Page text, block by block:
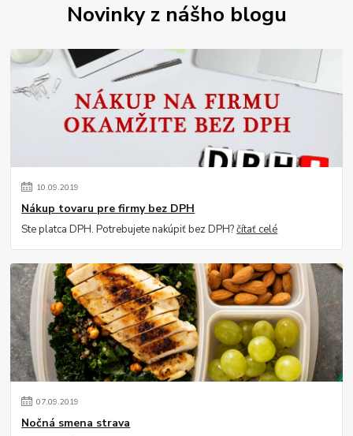
Novinky z nášho blogu
10.09.2019
Nákup tovaru pre firmy bez DPH
Ste platca DPH. Potrebujete nakúpiť bez DPH?čítať celé
07.09.2019
Nočná smena strava